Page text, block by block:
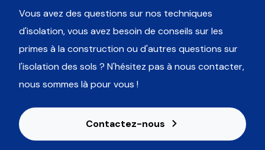
Vous avez des questions sur nos techniques
d'isolation, vous avez besoin de conseils sur les
primes à la construction ou d'autres questions sur
l'isolation des sols ? N'hésitez pas à nous contacter,
nous sommes là pour vous !
Contactez-nous